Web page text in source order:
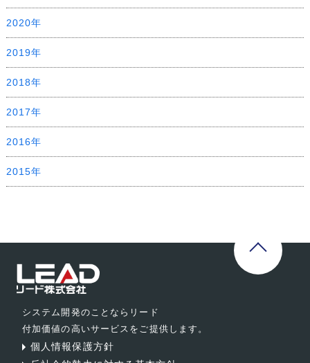
2020年
2019年
2018年
2017年
2016年
2015年
システム開発のことならリード
付加価値の高いサービスをご提供します。
個人情報保護方針